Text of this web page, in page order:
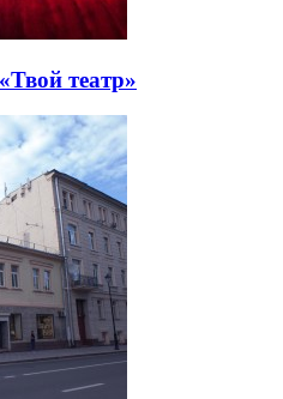
театр»